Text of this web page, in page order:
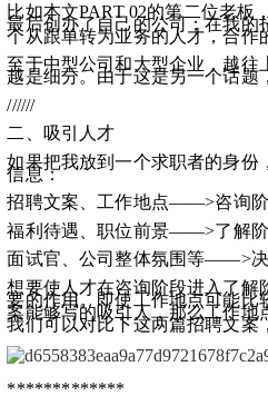
比如本文PART 02的第二位老板
最后创办了自己的公司；在我的
个从跟单转为业务的人才，合作
至于中型公司和大型企业，越往
越是细分。由于这是另一个话题
//////
二、吸引人才
如果把我放到一个求职者的身份
信息：
招聘文案、工作地点——>咨询
福利待遇、职位前景——>了解
面试官、公司整体氛围等——>
想要使人才在咨询阶段进入了解
要的作用。即使工作地点可能比
案能够写的吸引人，那么工作地
我们可以对比下这两篇招聘文案
*************